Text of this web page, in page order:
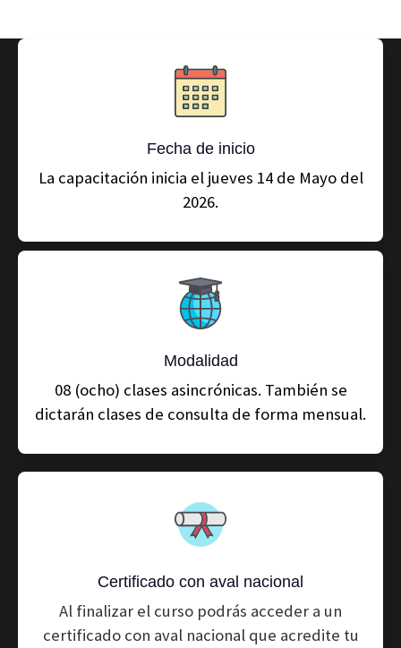
Fecha de inicio
La capacitación inicia el jueves 14 de Mayo del
2026.
Modalidad
08 (ocho) clases asincrónicas. También se
dictarán clases de consulta de forma mensual.
Certificado con aval nacional
Al finalizar el curso podrás acceder a un
certificado con aval nacional que acredite tu